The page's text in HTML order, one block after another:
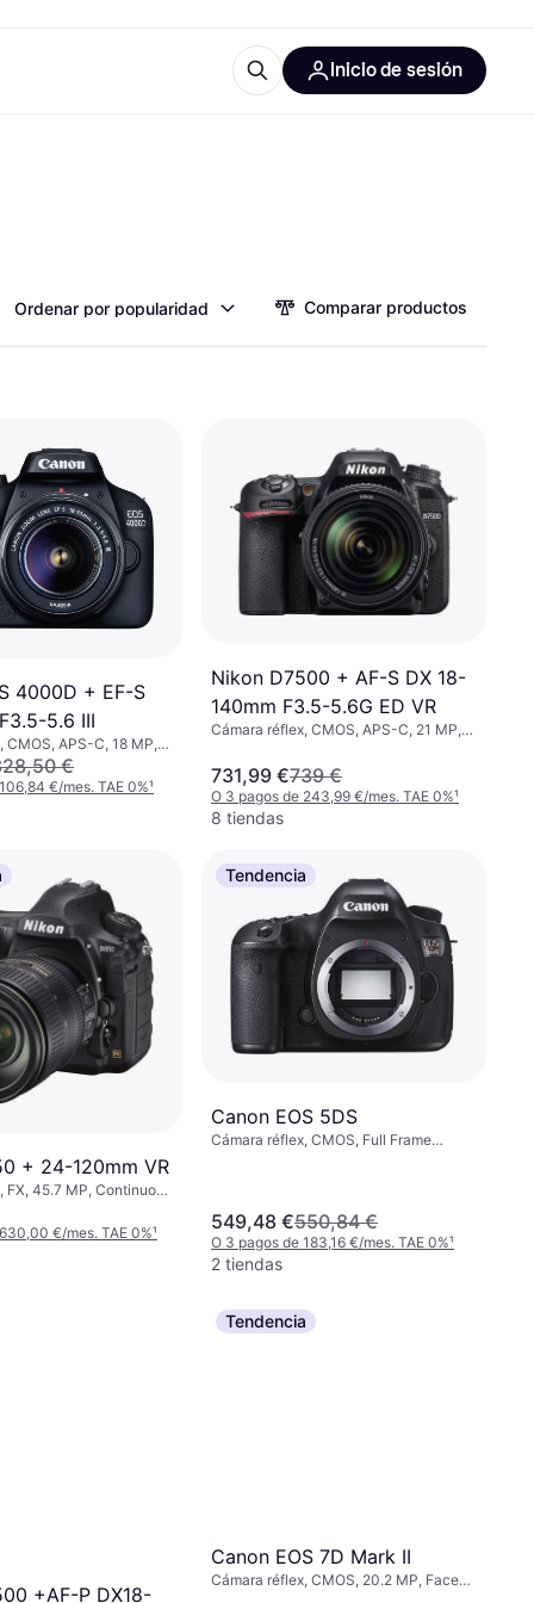
Inicio de sesión
Ordenar por popularidad Comparar productos
4000D + EF-S
5.6 III
APS-C, 18 MP,
Continuous Drive,
€
€/mes. TAE 0%¹
Nikon D7500 + AF-S DX 18-
140mm F3.5-5.6G ED VR
Cámara réflex, CMOS, APS-C, 21 MP,
Detection, 640g
731,99 €739 €
O 3 pagos de 243,99 €/mes. TAE 0%¹
8 tiendas
+ 24-120mm VR
FX, 45.7 MP, Continuous
€/mes. TAE 0%¹
Tendencia
Canon EOS 5DS
Cámara réflex, CMOS, Full Frame
549,48 €550,84 €
O 3 pagos de 183,16 €/mes. TAE 0%¹
2 tiendas
+AF-P DX18-
Tendencia
Canon EOS 7D Mark II
Cámara réflex, CMOS, 20.2 MP, Face